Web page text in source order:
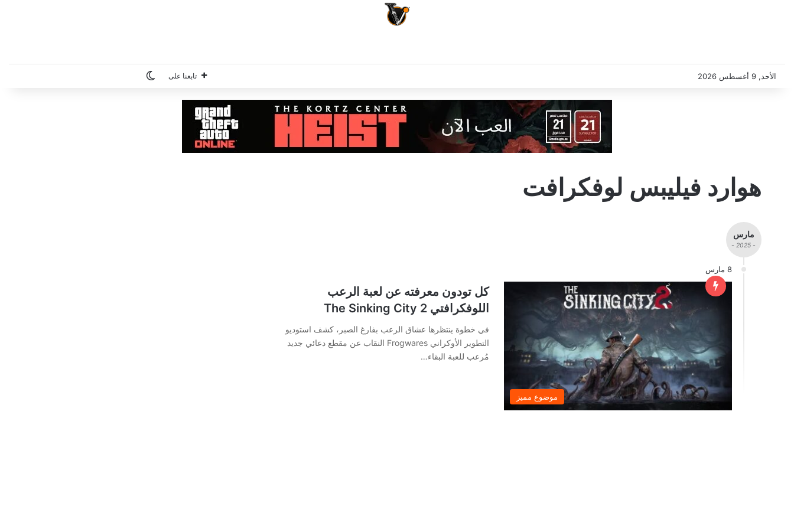
الأحد, 9 أغسطس 2026 تابعنا على الوضع المظلم
هوارد فيليبس لوفكرافت
مارس
- 2025 -
8 مارس
موضوع مميز
كل تودون معرفته عن لعبة الرعب
اللوفكرافتي The Sinking City 2
في خطوة ينتظرها عشاق الرعب بفارغ الصبر، كشف استوديو
التطوير الأوكراني Frogwares النقاب عن مقطع دعائي جديد
مُرعب للعبة البقاء…